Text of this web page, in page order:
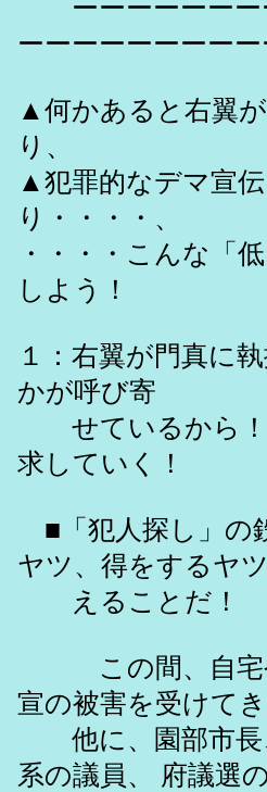
ーーーーーーー
ーーーーーーーー
▲何かあると右翼
り、
▲犯罪的なデマ宣
り・・・・、
・・・・こんな「
しよう！
１：右翼が門真に
かが呼び寄
せているから！
求していく！
■「犯人探し」の
ヤツ、得をするヤ
えることだ！
この間、自宅や
宣の被害を受けて
他に、園部市長
系の議員、 府議選